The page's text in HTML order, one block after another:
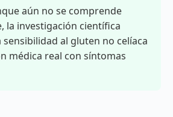
aún no se comprende
la investigación científica
al gluten no celíaca
médica real con síntomas